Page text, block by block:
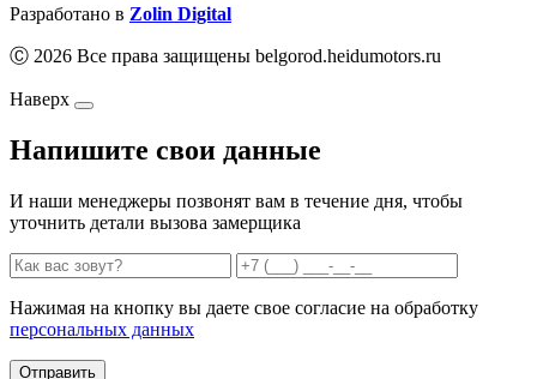
Разработано в Zolin Digital
Ⓒ 2026 Все права защищены belgorod.heidumotors.ru
Наверх
Напишите свои данные
И наши менеджеры позвонят вам в течение дня, чтобы
уточнить детали вызова замерщика
Нажимая на кнопку вы даете свое согласие на обработку
персональных данных
Отправить